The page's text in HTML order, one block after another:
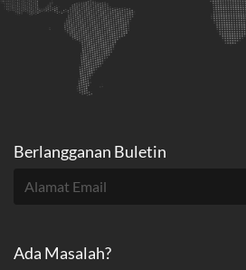
Berlangganan Buletin
Ada Masalah?